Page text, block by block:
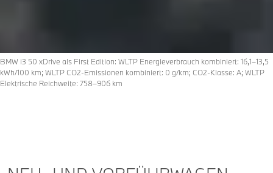
BMW i3 50 xDrive als First Edition: WLTP Energieverbrauch kombiniert: 16,1–13,5
kWh/100 km; WLTP CO2-Emissionen kombiniert: 0 g/km; CO2-Klasse: A; WLTP
Elektrische Reichweite: 758–906 km